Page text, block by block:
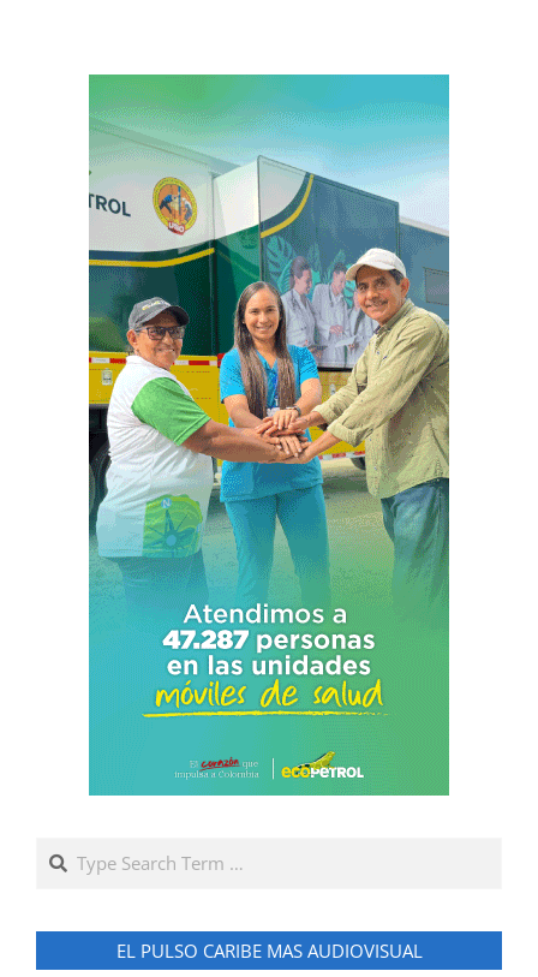
Search
EL PULSO CARIBE MAS AUDIOVISUAL